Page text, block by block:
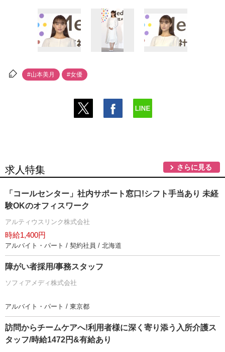
#山本美月 #女優
求人特集 さらに見る
「コールセンター」社内サポート窓口!シフト手当あり 未経
験OKのオフィスワーク
アルティウスリンク株式会社
時給1,400円
アルバイト・パート / 契約社員 / 北海道
障がい者採用/事務スタッフ
ソフィアメディ株式会社
アルバイト・パート / 東京都
訪問からチームケアへ!利用者様に深く寄り添う入所介護ス
タッフ/時給1472円&有給あり